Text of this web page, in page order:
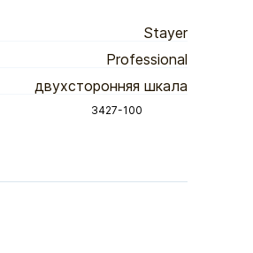
Stayer
Professional
двухсторонняя шкала
3427-100